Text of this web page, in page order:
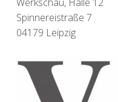
Spinnereistraße 7
04179 Leipzig